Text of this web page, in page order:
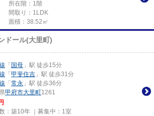
所在階：1階
間取り：1LDK
面積：38.52㎡
ドール(大里町)
「 国母 」駅 徒歩15分
「 甲斐住吉 」駅 徒歩31分
「 常永 」駅 徒歩36分
甲府市大里町1261
：築10年 ｜募集中： 1室